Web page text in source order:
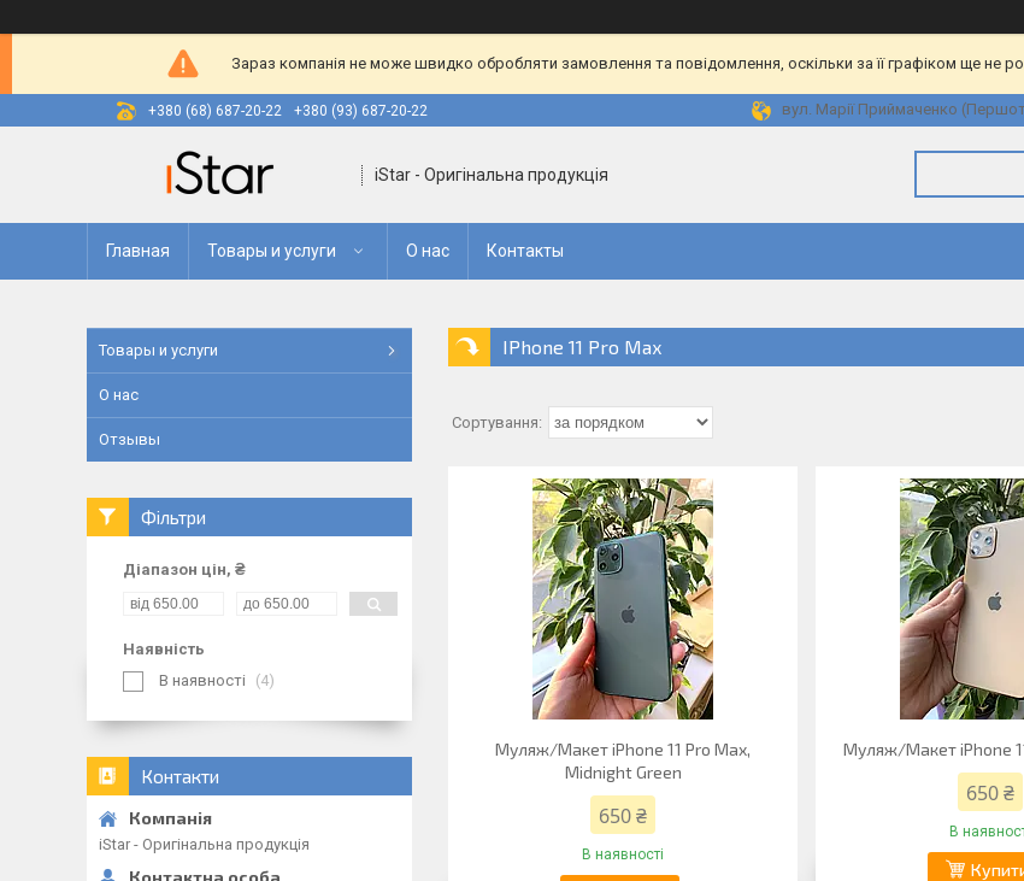
Зараз компанія не може швидко обробляти замовлення та повідомлення, оскільки за її графіком ще не
+380 (68) 687-20-22 +380 (93) 687-20-22 вул. Марії Приймаченко
iStar - Оригінальна продукція
Главная Товары и услуги О нас Контакты
IPhone 11 Pro Max
Муляж/Макет iPhone 11 Pro Max,
Midnight Green
650 ₴
В наявності
Муляж/Макет iPhone
650 ₴
В
Товары и услуги
О нас
Отзывы
Фільтри
Діапазон цін, ₴
Наявність
В наявності
4
Контакти
iStar - Оригінальна продукція